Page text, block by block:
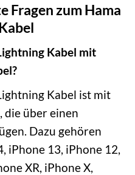
Fragen zum Hama
Kabel mit
Kabel ist mit
die über einen
Dazu gehören
iPhone 13, iPhone 12,
XR, iPhone X,